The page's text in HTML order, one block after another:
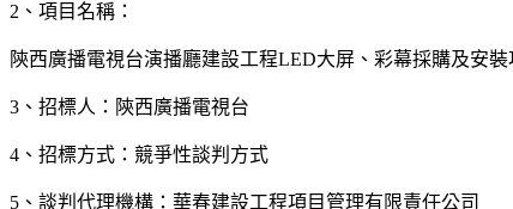
2、項目名稱：
陝西廣播電視台演播廳建設工程LED大屏、彩幕採購及安裝
3、招標人：陝西廣播電視台
4、招標方式：競爭性談判方式
5、談判代理機構：華春建設工程項目管理有限責任公司